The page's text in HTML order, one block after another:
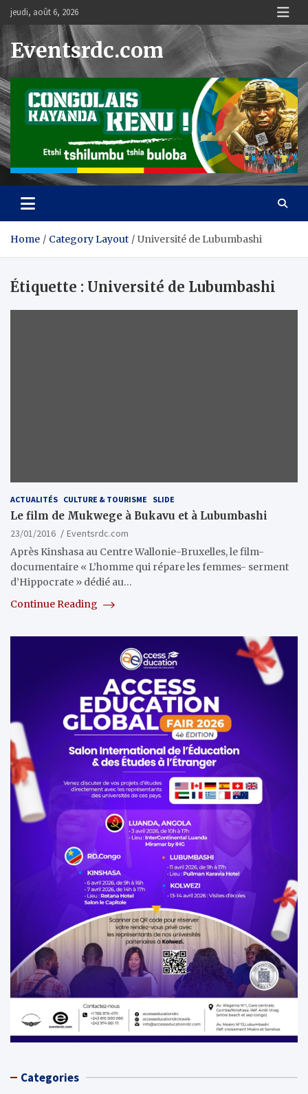
Skip
content
jeudi, août 6, 2026
Eventsrdc.com
Home Category Layout Université de Lubumbashi
Étiquette : Université de Lubumbashi
ACTUALITÉS CULTURE & TOURISME SLIDE
Le film de Mukwege à Bukavu et à Lubumbashi
23/01/2016
Eventsrdc.com
Après Kinshasa au Centre Wallonie-Bruxelles, le film-
documentaire « L’homme qui répare les femmes- serment
d’Hippocrate » dédié au…
Continue Reading
Categories